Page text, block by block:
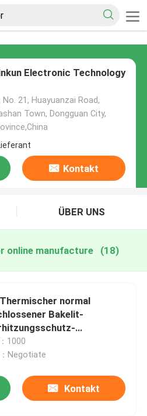
Electronic Technology
No. 21, Huayuanzai Road,
Town, Dongguan City,
Kontakt
ÜBER UNS
online manufacture (18)
normal
Bakelit-
1000
Negotiate
Kontakt